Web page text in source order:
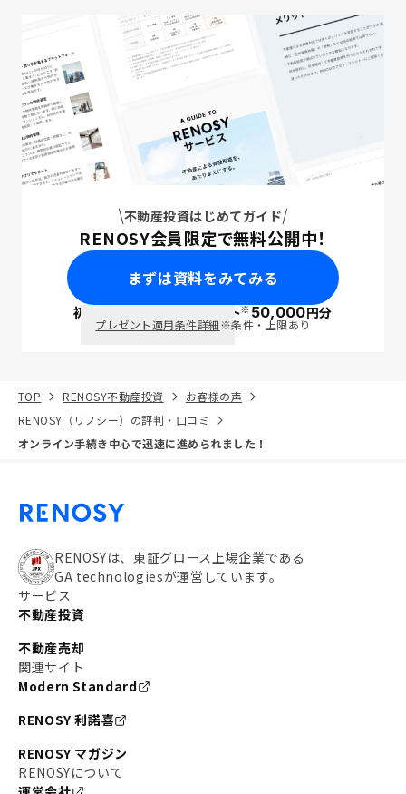
不動産投資はじめてガイド
RENOSY会員限定で無料公開中！
まずは資料をみてみる
初回面談で ポイント※50,000円分
プレゼント適用条件詳細※条件・上限あり
TOP RENOSY不動産投資
お客様の声
RENOSY（リノシー）の評判・口コミ
オンライン手続き中心で迅速に進められました！
RENOSYは、東証グロース上場企業である
GA technologiesが運営しています。
サービス
不動産投資
不動産売却
関連サイト
Modern Standard
RENOSY 利諾喜
RENOSY マガジン
RENOSYについて